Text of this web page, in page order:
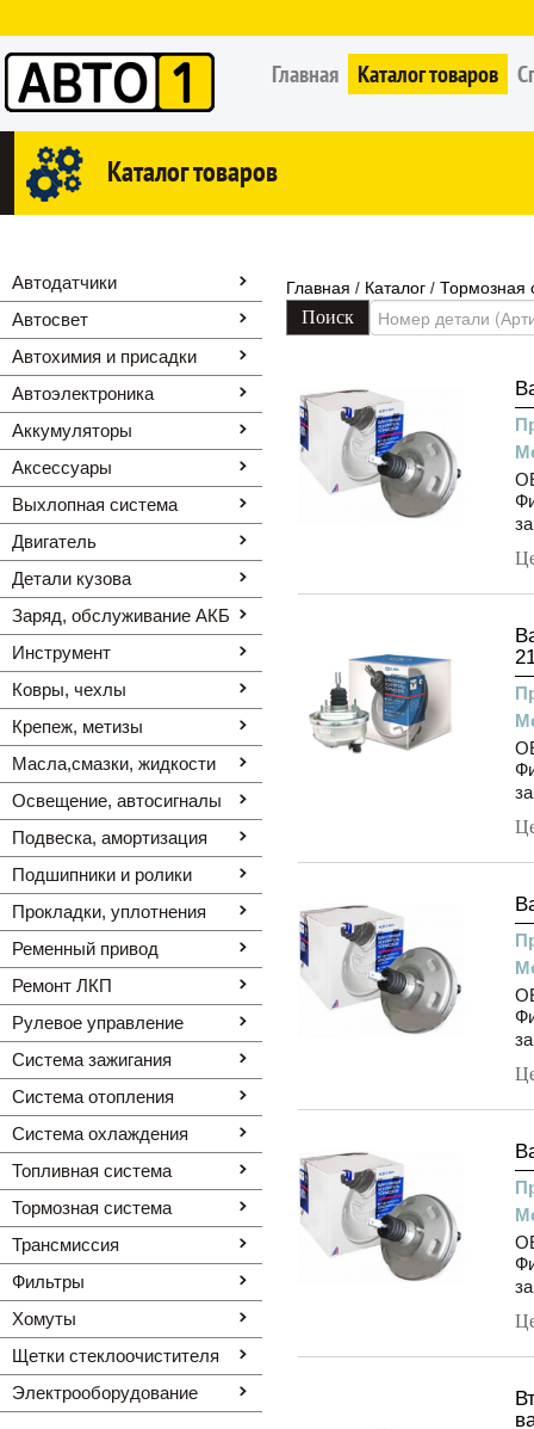
Главная Каталог товаров
Каталог товаров
Автодатчики
Автосвет
Автохимия и присадки
Автоэлектроника
Аккумуляторы
Аксессуары
Выхлопная система
Двигатель
Детали кузова
Заряд, обслуживание АКБ
Инструмент
Ковры, чехлы
Крепеж, метизы
Масла,смазки, жидкости
Освещение, автоcигналы
Подвеска, амортизация
Подшипники и ролики
Прокладки, уплотнения
Ременный привод
Ремонт ЛКП
Рулевое управление
Система зажигания
Система отопления
Система охлаждения
Топливная система
Тормозная система
Трансмиссия
Фильтры
Хомуты
Щетки стеклоочистителя
Электрооборудование
Главная / Каталог / Тормозная